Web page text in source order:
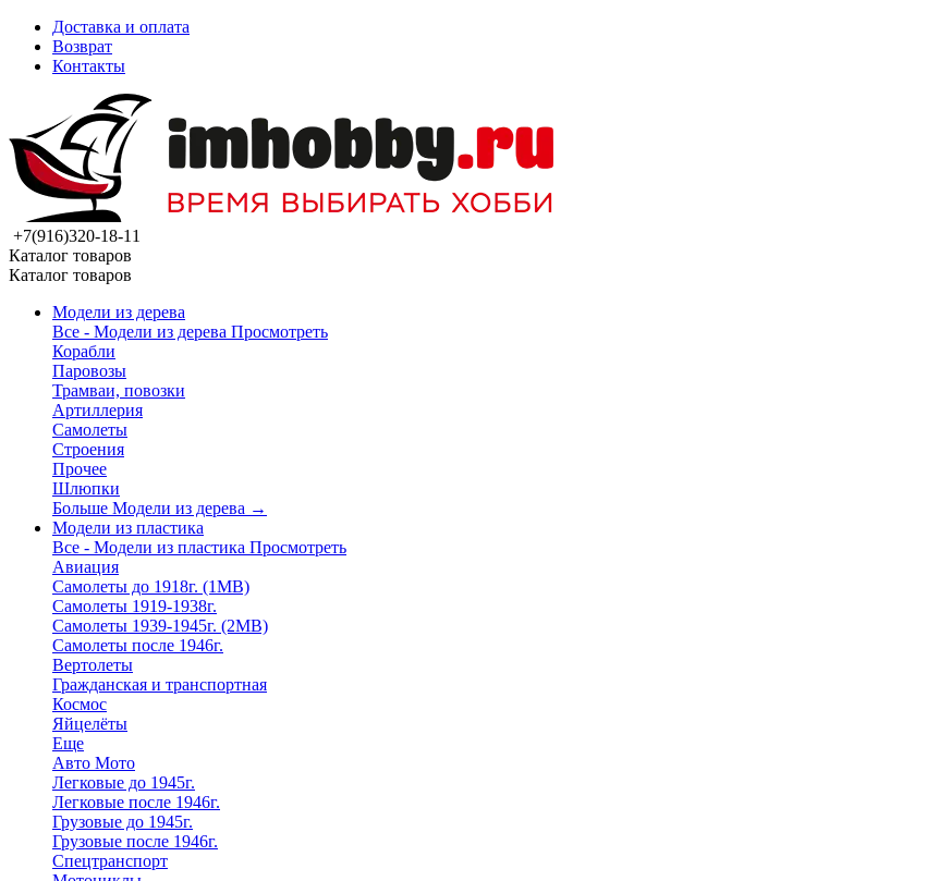
Доставка и оплата
Возврат
Контакты
+7(916)320-18-11
Каталог товаров
Каталог товаров
Модели из дерева
Все - Модели из дерева Просмотреть
Корабли
Паровозы
Трамваи, повозки
Артиллерия
Самолеты
Строения
Прочее
Шлюпки
Больше Модели из дерева →
Модели из пластика
Все - Модели из пластика Просмотреть
Авиация
Самолеты до 1918г. (1МВ)
Самолеты 1919-1938г.
Самолеты 1939-1945г. (2МВ)
Самолеты после 1946г.
Вертолеты
Гражданская и транспортная
Космос
Яйцелёты
Еще
Авто Мото
Легковые до 1945г.
Легковые после 1946г.
Грузовые до 1945г.
Грузовые после 1946г.
Спецтранспорт